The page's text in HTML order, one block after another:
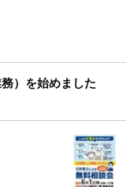
）を始めました